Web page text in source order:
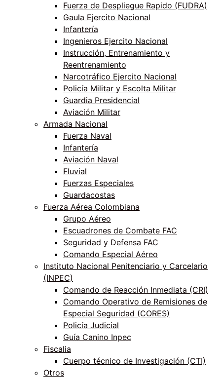
Fuerza de Despliegue Rapido (FUDRA)
Gaula Ejercito Nacional
Infantería
Ingenieros Ejercito Nacional
Instrucción, Entrenamiento y
Reentrenamiento
Narcotráfico Ejercito Nacional
Policía Militar y Escolta Militar
Guardia Presidencial
Aviación Militar
Armada Nacional
Fuerza Naval
Infantería
Aviación Naval
Fluvial
Fuerzas Especiales
Guardacostas
Fuerza Aérea Colombiana
Grupo Aéreo
Escuadrones de Combate FAC
Seguridad y Defensa FAC
Comando Especial Aéreo
Instituto Nacional Penitenciario y Carcelario
(INPEC)
Comando de Reacción Inmediata (CRI)
Comando Operativo de Remisiones de
Especial Seguridad (CORES)
Policía Judicial
Guía Canino Inpec
Fiscalia
Cuerpo técnico de Investigación (CTI)
Otros